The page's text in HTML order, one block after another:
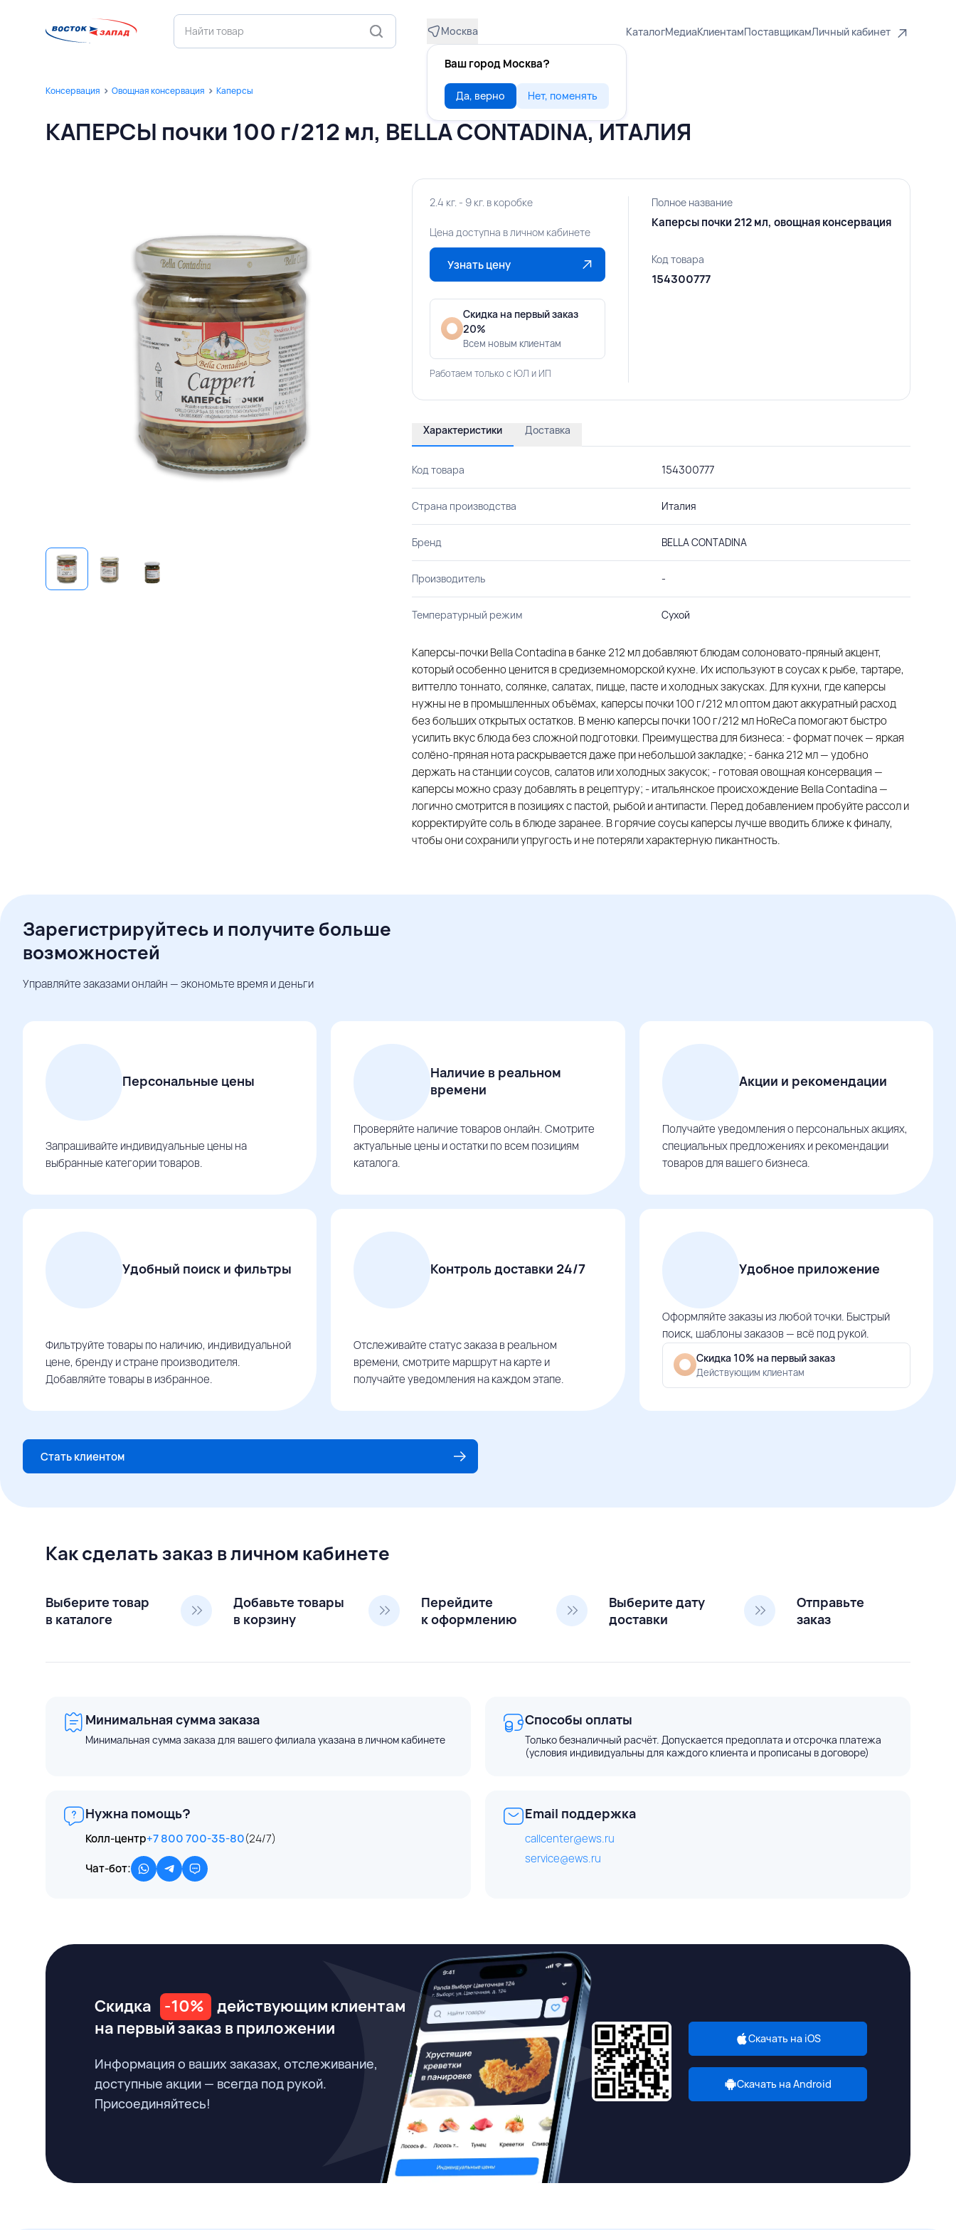
Москва
Ваш город Москва?
Да, верно Нет, поменять
КаталогМедиаКлиентамПоставщикамЛичный кабинет
Консервация Овощная консервация Каперсы
КАПЕРСЫ почки 100 г/212 мл, BELLA CONTADINA, ИТАЛИЯ
2.4 кг. - 9 кг. в коробке
Цена доступна в личном кабинете
Узнать цену
Скидка на первый заказ
20%
Всем новым клиентам
Работаем только с ЮЛ и ИП
Полное название
Каперсы почки 212 мл, овощная консервация
Код товара
154300777
Характеристики Доставка
Код товара 154300777
Страна производства Италия
Бренд BELLA CONTADINA
Производитель -
Температурный режим Сухой
Каперсы-почки Bella Contadina в банке 212 мл добавляют блюдам солоновато-пряный акцент,
который особенно ценится в средиземноморской кухне. Их используют в соусах к рыбе, тартаре,
виттелло тоннато, солянке, салатах, пицце, пасте и холодных закусках. Для кухни, где каперсы
нужны не в промышленных объёмах, каперсы почки 100 г/212 мл оптом дают аккуратный расход
без больших открытых остатков. В меню каперсы почки 100 г/212 мл HoReCa помогают быстро
усилить вкус блюда без сложной подготовки. Преимущества для бизнеса: - формат почек — яркая
солёно-пряная нота раскрывается даже при небольшой закладке; - банка 212 мл — удобно
держать на станции соусов, салатов или холодных закусок; - готовая овощная консервация —
каперсы можно сразу добавлять в рецептуру; - итальянское происхождение Bella Contadina —
логично смотрится в позициях с пастой, рыбой и антипасти. Перед добавлением пробуйте рассол и
корректируйте соль в блюде заранее. В горячие соусы каперсы лучше вводить ближе к финалу,
чтобы они сохранили упругость и не потеряли характерную пикантность.
Зарегистрируйтесь и получите больше
возможностей
Управляйте заказами онлайн — экономьте время и деньги
Персональные цены
Запрашивайте индивидуальные цены на
выбранные категории товаров.
Наличие в реальном
времени
Проверяйте наличие товаров онлайн. Смотрите
актуальные цены и остатки по всем позициям
каталога.
Акции и рекомендации
Получайте уведомления о персональных акциях,
специальных предложениях и рекомендации
товаров для вашего бизнеса.
Удобный поиск и фильтры
Фильтруйте товары по наличию, индивидуальной
цене, бренду и стране производителя.
Добавляйте товары в избранное.
Контроль доставки 24/7
Отслеживайте статус заказа в реальном
времени, смотрите маршрут на карте и
получайте уведомления на каждом этапе.
Удобное приложение
Оформляйте заказы из любой точки. Быстрый
поиск, шаблоны заказов — всё под рукой.
Скидка 10% на первый заказ
Действующим клиентам
Стать клиентом
Как сделать заказ в личном кабинете
Выберите товар
в каталоге
Добавьте товары
в корзину
Перейдите
к оформлению
Выберите дату
доставки
Отправьте
заказ
Минимальная сумма заказа
Минимальная сумма заказа для вашего филиала указана в личном кабинете
Способы оплаты
Только безналичный расчёт. Допускается предоплата и отсрочка платежа
(условия индивидуальны для каждого клиента и прописаны в договоре)
Нужна помощь?
Колл-центр+7 800 700-35-80(24/7)
Чат-бот:
Email поддержка
callcenter@ews.ru
service@ews.ru
Скидка -10%
действующим клиентам
на первый заказ в приложении
Информация о ваших заказах, отслеживание,
доступные акции — всегда под рукой.
Присоединяйтесь!
Скачать на iOS
Скачать на Android